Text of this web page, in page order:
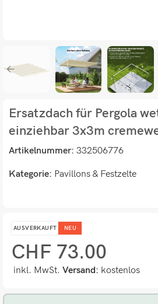
Ersatzdach für Pergola
einziehbar 3x3m
Artikelnummer: 332506776
Kategorie: Pavillons & Festzelte
AUSVERKAUFT NEU
CHF 73.00
inkl. MwSt. Versand: kostenlos